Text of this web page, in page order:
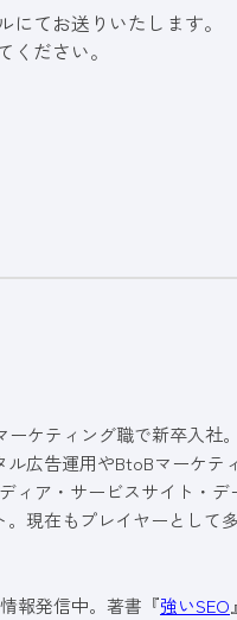
てお送りいたします。
ださい。
ケティング職で新卒入社
広告運用やBtoBマーケテ
ィア・サービスサイト・
現在もプレイヤーとして
報発信中。著書『強いSEO